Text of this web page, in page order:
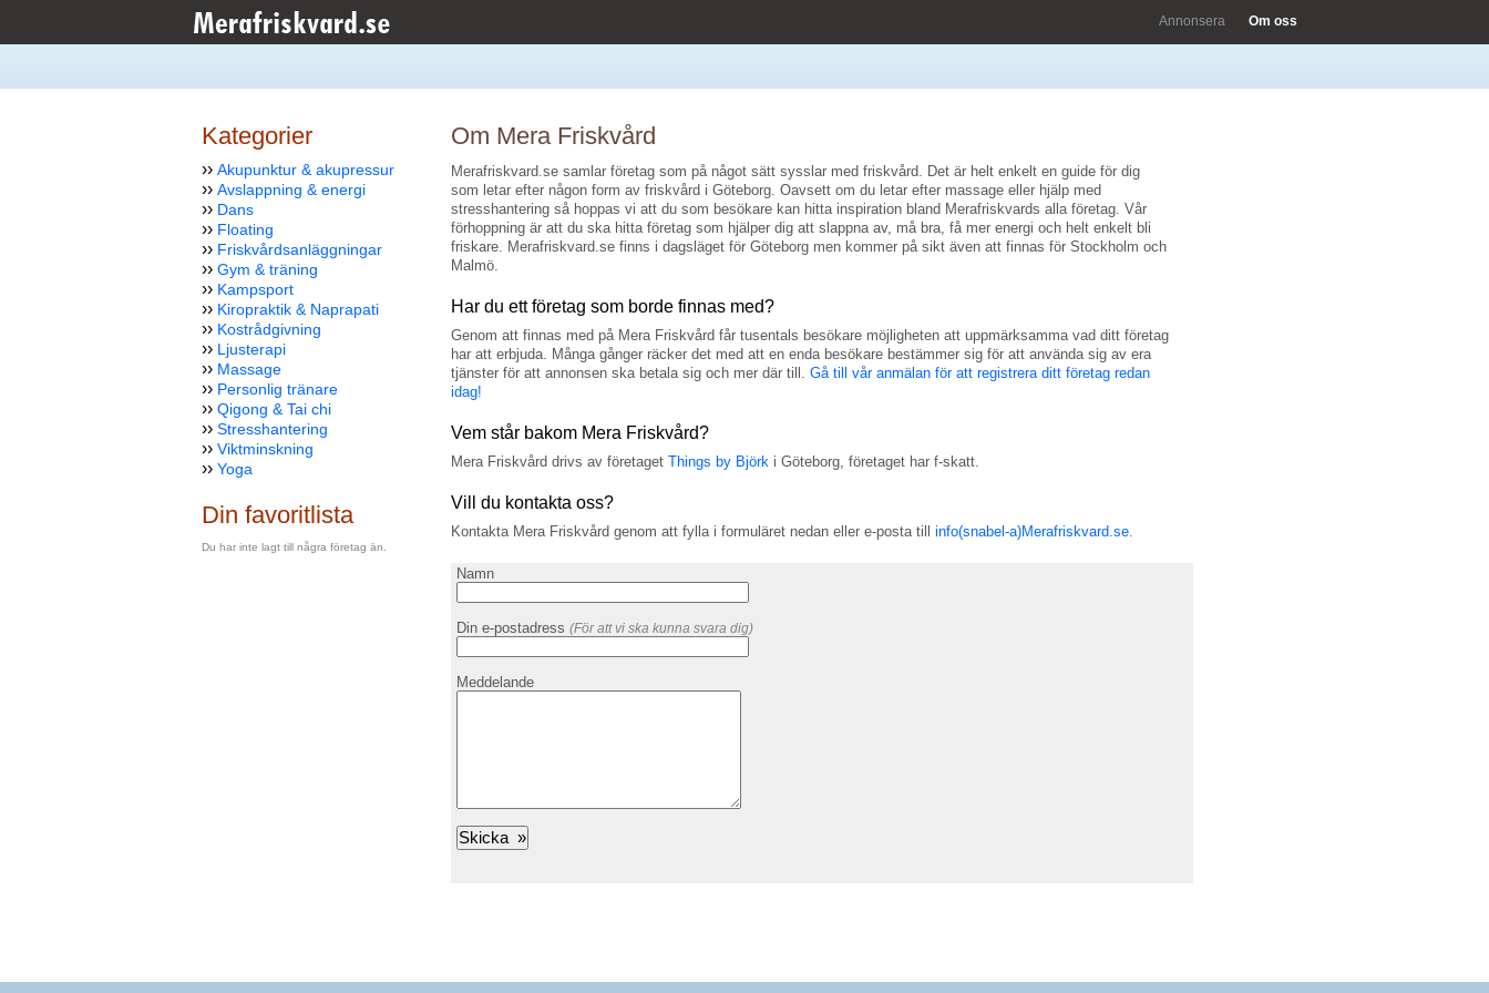
Annonsera Om oss
Kategorier
›› Akupunktur & akupressur
›› Avslappning & energi
›› Dans
›› Floating
›› Friskvårdsanläggningar
›› Gym & träning
›› Kampsport
›› Kiropraktik & Naprapati
›› Kostrådgivning
›› Ljusterapi
›› Massage
›› Personlig tränare
›› Qigong & Tai chi
›› Stresshantering
›› Viktminskning
›› Yoga
Din favoritlista
Du har inte lagt till några företag än.
Om Mera Friskvård
Merafriskvard.se samlar företag som på något sätt sysslar med friskvård. Det är helt enkelt en guide för dig
som letar efter någon form av friskvård i Göteborg. Oavsett om du letar efter massage eller hjälp med
stresshantering så hoppas vi att du som besökare kan hitta inspiration bland Merafriskvards alla företag. Vår
förhoppning är att du ska hitta företag som hjälper dig att slappna av, må bra, få mer energi och helt enkelt bli
friskare. Merafriskvard.se finns i dagsläget för Göteborg men kommer på sikt även att finnas för Stockholm och
Malmö.
Har du ett företag som borde finnas med?
Genom att finnas med på Mera Friskvård får tusentals besökare möjligheten att uppmärksamma vad ditt företag
har att erbjuda. Många gånger räcker det med att en enda besökare bestämmer sig för att använda sig av era
tjänster för att annonsen ska betala sig och mer där till. Gå till vår anmälan för att registrera ditt företag redan
idag!
Vem står bakom Mera Friskvård?
Mera Friskvård drivs av företaget Things by Björk i Göteborg, företaget har f-skatt.
Vill du kontakta oss?
Kontakta Mera Friskvård genom att fylla i formuläret nedan eller e-posta till info(snabel-a)Merafriskvard.se.
Namn
Din e-postadress (För att vi ska kunna svara dig)
Meddelande